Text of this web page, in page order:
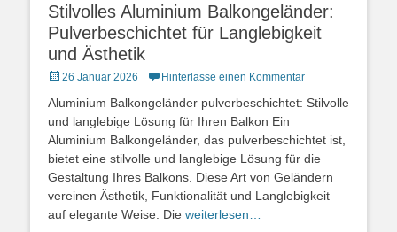
Stilvolles Aluminium Balkongeländer:
Pulverbeschichtet für Langlebigkeit
und Ästhetik
Posted
26 Januar 2026 Hinterlasse einen Kommentar
Aluminium Balkongeländer pulverbeschichtet: Stilvolle
und langlebige Lösung für Ihren Balkon Ein
Aluminium Balkongeländer, das pulverbeschichtet ist,
bietet eine stilvolle und langlebige Lösung für die
Gestaltung Ihres Balkons. Diese Art von Geländern
vereinen Ästhetik, Funktionalität und Langlebigkeit
auf elegante Weise. Die weiterlesen…